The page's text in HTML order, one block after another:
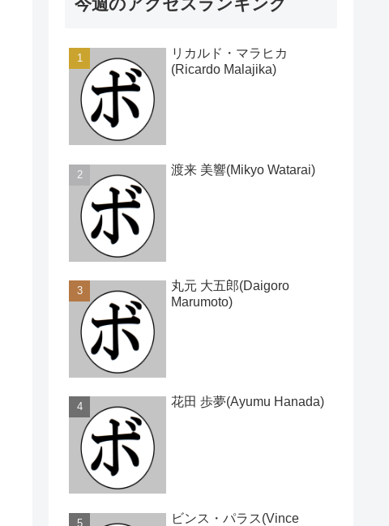
今週のアクセスランキング
リカルド・マラヒカ
(Ricardo Malajika)
渡来 美響(Mikyo Watarai)
丸元 大五郎(Daigoro
Marumoto)
花田 歩夢(Ayumu Hanada)
ビンス・パラス(Vince